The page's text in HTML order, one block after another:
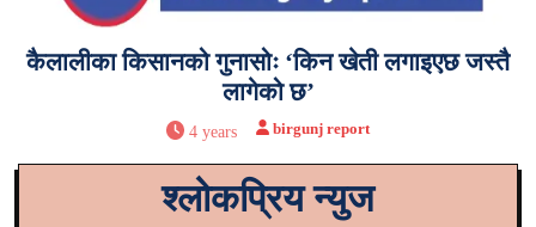
कैलालीका किसानको गुनासोः ‘किन खेती लगाइएछ जस्तै
लागेको छ’
4 years birgunj report
श्लोकप्रिय न्युज